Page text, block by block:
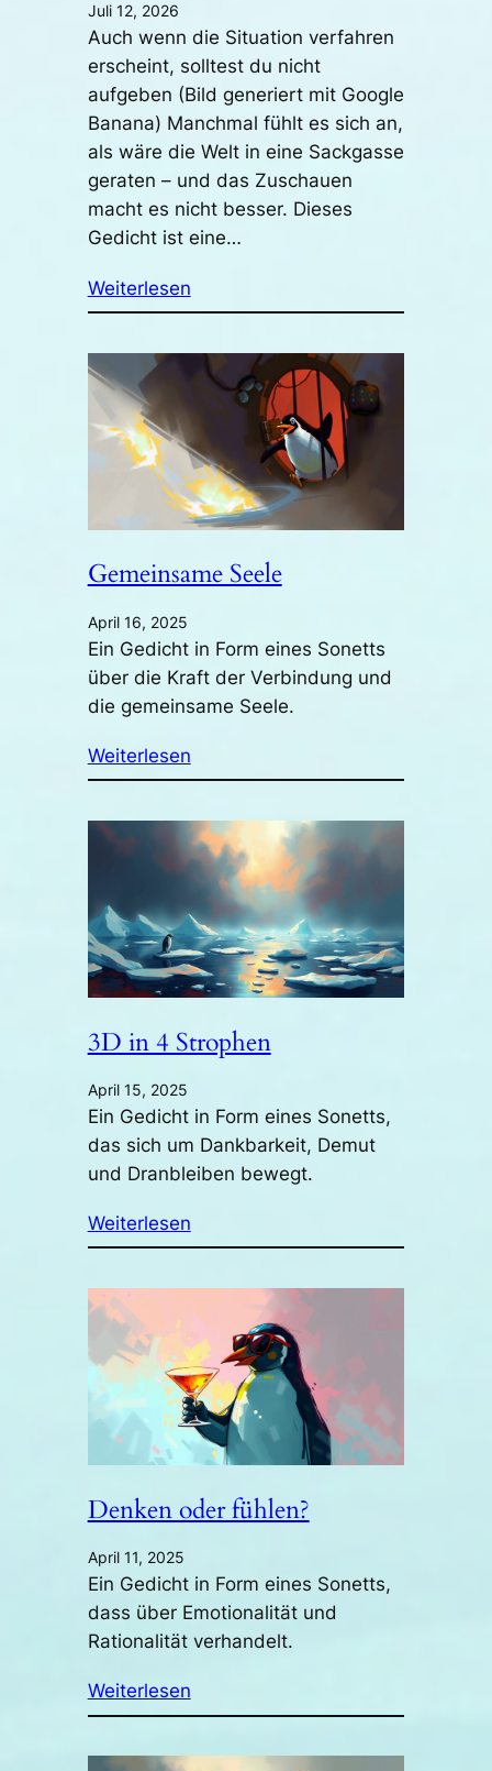
Juli 12, 2026
Auch wenn die Situation verfahren
erscheint, solltest du nicht
aufgeben (Bild generiert mit Google
Banana) Manchmal fühlt es sich an,
als wäre die Welt in eine Sackgasse
geraten – und das Zuschauen
macht es nicht besser. Dieses
Gedicht ist eine…
Weiterlesen
Gemeinsame Seele
April 16, 2025
Ein Gedicht in Form eines Sonetts
über die Kraft der Verbindung und
die gemeinsame Seele.
Weiterlesen
3D in 4 Strophen
April 15, 2025
Ein Gedicht in Form eines Sonetts,
das sich um Dankbarkeit, Demut
und Dranbleiben bewegt.
Weiterlesen
Denken oder fühlen?
April 11, 2025
Ein Gedicht in Form eines Sonetts,
dass über Emotionalität und
Rationalität verhandelt.
Weiterlesen